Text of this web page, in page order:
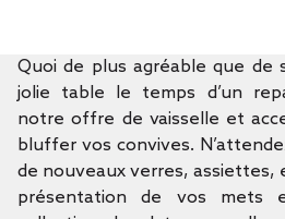
Quoi de plus agréable que de
jolie table le temps d’un
notre offre de vaisselle et
bluffer vos convives.
de nouveaux verres, assiettes,
présentation de vos mets